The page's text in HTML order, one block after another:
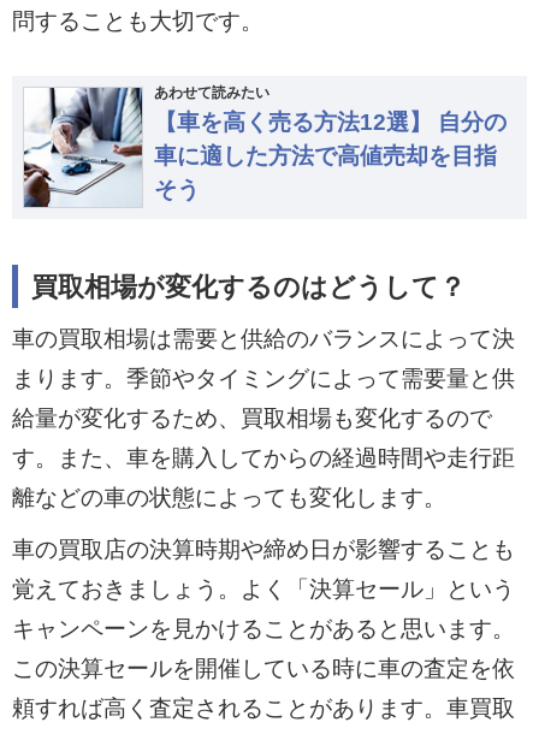
問することも大切です。
あわせて読みたい
【車を高く売る方法12選】 自分の
車に適した方法で高値売却を目指
そう
買取相場が変化するのはどうして？
車の買取相場は需要と供給のバランスによって決
まります。季節やタイミングによって需要量と供
給量が変化するため、買取相場も変化するので
す。また、車を購入してからの経過時間や走行距
離などの車の状態によっても変化します。
車の買取店の決算時期や締め日が影響することも
覚えておきましょう。よく「決算セール」という
キャンペーンを見かけることがあると思います。
この決算セールを開催している時に車の査定を依
頼すれば高く査定されることがあります。車買取